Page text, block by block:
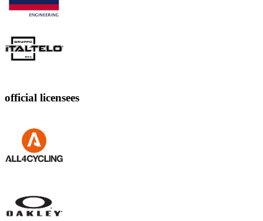
official licensees